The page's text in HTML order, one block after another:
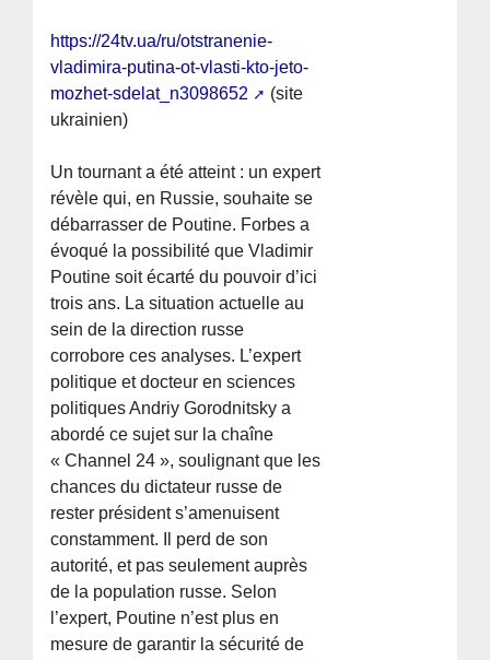
https://24tv.ua/ru/otstranenie-
vladimira-putina-ot-vlasti-kto-jeto-
mozhet-sdelat_n3098652
(site
ukrainien)
Un tournant a été atteint : un expert
révèle qui, en Russie, souhaite se
débarrasser de Poutine. Forbes a
évoqué la possibilité que Vladimir
Poutine soit écarté du pouvoir d’ici
trois ans. La situation actuelle au
sein de la direction russe
corrobore ces analyses. L’expert
politique et docteur en sciences
politiques Andriy Gorodnitsky a
abordé ce sujet sur la chaîne
« Channel 24 », soulignant que les
chances du dictateur russe de
rester président s’amenuisent
constamment. Il perd de son
autorité, et pas seulement auprès
de la population russe. Selon
l’expert, Poutine n’est plus en
mesure de garantir la sécurité de